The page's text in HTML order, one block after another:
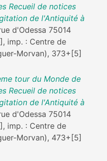
Recueil de notices
de l'Antiquité à
d'Odessa 75014
imp. : Centre de
Morvan), 373+[5]
tour du Monde de
Recueil de notices
de l'Antiquité à
d'Odessa 75014
imp. : Centre de
Morvan), 473+[5]